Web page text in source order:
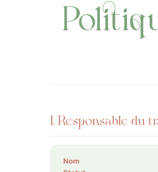
1. Responsable du
Nom